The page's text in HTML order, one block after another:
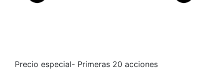
Precio especial- Primeras 20 acciones